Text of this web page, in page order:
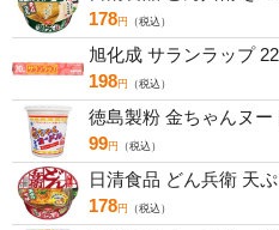
178円 （税込）
旭化成 サランラップ
198円 （税込）
徳島製粉 金ちゃんヌー
99円 （税込）
日清食品 どん兵衛 天
178円 （税込）